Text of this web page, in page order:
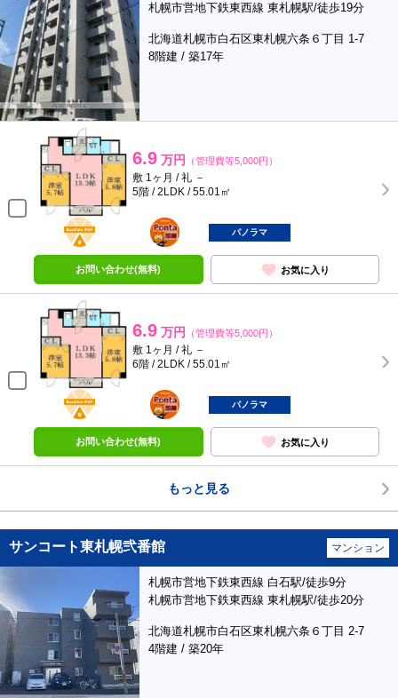
札幌市営地下鉄東西線 東札幌駅/徒歩19分
北海道札幌市白石区東札幌六条６丁目 1-7
8階建 / 築17年
6.9 万円 （管理費等5,000円）
敷 1ヶ月 / 礼 －
5階 / 2LDK / 55.01㎡
BunChinPAY
ポンタ
部屋
パノラマ
お問い合わせ(無料) お気に入り
6.9 万円 （管理費等5,000円）
敷 1ヶ月 / 礼 －
6階 / 2LDK / 55.01㎡
BunChinPAY
ポンタ
部屋
パノラマ
お問い合わせ(無料) お気に入り
もっと見る
サンコート東札幌弐番館 マンション
札幌市営地下鉄東西線 白石駅/徒歩9分
札幌市営地下鉄東西線 東札幌駅/徒歩20分
北海道札幌市白石区東札幌六条６丁目 2-7
4階建 / 築20年